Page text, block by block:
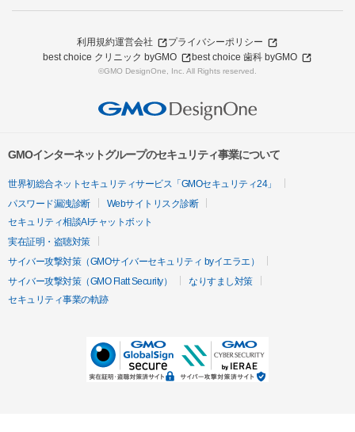
利用規約運営会社
プライバシーポリシー
best choice クリニック byGMO
best choice 歯科 byGMO
©GMO DesignOne, Inc. All Rights reserved.
GMOインターネットグループのセキュリティ事業について
世界初総合ネットセキュリティサービス「GMOセキュリティ24」
パスワード漏洩診断
Webサイトリスク診断
セキュリティ相談AIチャットボット
実在証明・盗聴対策
サイバー攻撃対策（GMOサイバーセキュリティ byイエラエ）
サイバー攻撃対策（GMO Flatt Security）
なりすまし対策
セキュリティ事業の軌跡